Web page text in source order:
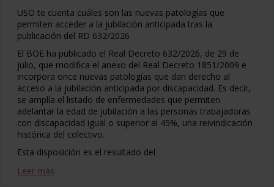
USO te cuenta cuáles son las nuevas patologías que
permiten acceder a la jubilación anticipada tras la
publicación del RD 632/2026
El BOE ha publicado el Real Decreto 632/2026, de 29 de
julio, que modifica el anexo del Real Decreto 1851/2009 e
incorpora once nuevas patologías que dan derecho al
acceso a la jubilación anticipada por discapacidad. Es decir,
se amplía el listado de enfermedades que permiten
adelantar la edad de jubilación a las personas trabajadoras
con discapacidad igual o superior al 45%, una reivindicación
histórica del colectivo.
Esta disposición es el resultado del
Leer más